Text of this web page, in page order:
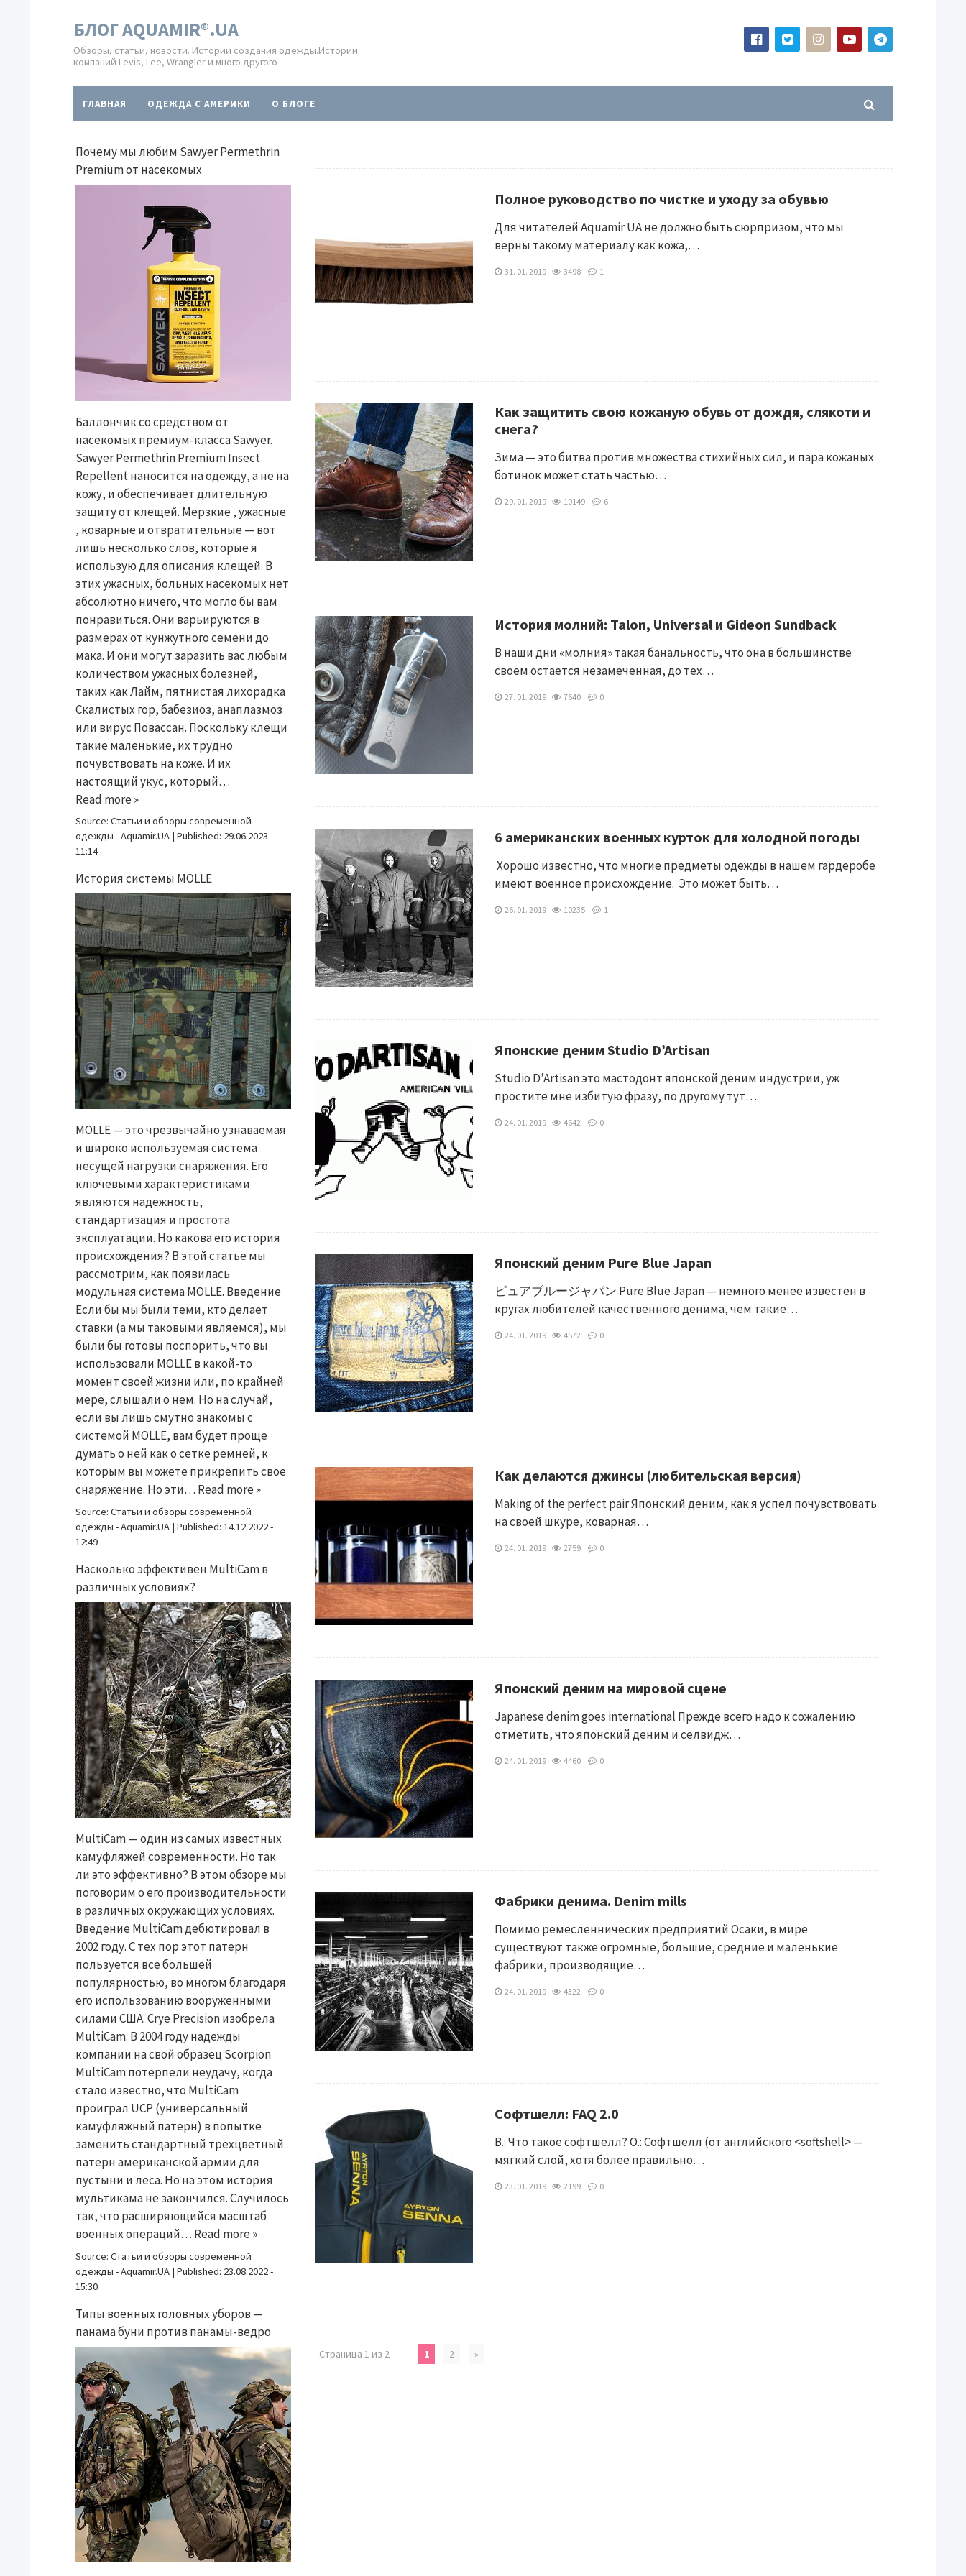
БЛОГ AQUAMIR®.UA
Обзоры, статьи, новости. Истории создания одежды.Истории
компаний Levis, Lee, Wrangler и много другого
ГЛАВНАЯ ОДЕЖДА С АМЕРИКИ O БЛОГЕ
Полное руководство по чистке и уходу за обувью
Для читателей Aquamir UA не должно быть сюрпризом, что мы
верны такому материалу как кожа,…
31. 01. 2019 3498 1
Как защитить свою кожаную обувь от дождя, слякоти и
снега?
Зима — это битва против множества стихийных сил, и пара кожаных
ботинок может стать частью…
29. 01. 2019 10149 6
История молний: Talon, Universal и Gideon Sundback
В наши дни «молния» такая банальность, что она в большинстве
своем остается незамеченная, до тех…
27. 01. 2019 7640 0
6 американских военных курток для холодной погоды
Хорошо известно, что многие предметы одежды в нашем гардеробе
имеют военное происхождение. Это может быть…
26. 01. 2019 10235 1
Японские деним Studio D’Artisan
Studio D’Artisan это мастодонт японской деним индустрии, уж
простите мне избитую фразу, по другому тут…
24. 01. 2019 4642 0
Японский деним Pure Blue Japan
ピュアブルージャパン Pure Blue Japan — немного менее известен в
кругах любителей качественного денима, чем такие…
24. 01. 2019 4572 0
Как делаются джинсы (любительская версия)
Making of the perfect pair Японский деним, как я успел почувствовать
на своей шкуре, коварная…
24. 01. 2019 2759 0
Японский деним на мировой сцене
Japanese denim goes international Прежде всего надо к сожалению
отметить, что японский деним и селвидж…
24. 01. 2019 4460 0
Фабрики денима. Denim mills
Помимо ремесленнических предприятий Осаки, в мире
существуют также огромные, большие, средние и маленькие
фабрики, производящие…
24. 01. 2019 4322 0
Софтшелл: FAQ 2.0
В.: Что такое софтшелл? О.: Софтшелл (от английского <softshell> —
мягкий слой, хотя более правильно…
23. 01. 2019 2199 0
Страница 1 из 2 1 2 »
Почему мы любим Sawyer Permethrin
Premium от насекомых
Баллончик со средством от
насекомых премиум-класса Sawyer.
Sawyer Permethrin Premium Insect
Repellent наносится на одежду, а не на
кожу, и обеспечивает длительную
защиту от клещей. Мерзкие , ужасные
, коварные и отвратительные — вот
лишь несколько слов, которые я
использую для описания клещей. В
этих ужасных, больных насекомых нет
абсолютно ничего, что могло бы вам
понравиться. Они варьируются в
размерах от кунжутного семени до
мака. И они могут заразить вас любым
количеством ужасных болезней,
таких как Лайм, пятнистая лихорадка
Скалистых гор, бабезиоз, анаплазмоз
или вирус Повассан. Поскольку клещи
такие маленькие, их трудно
почувствовать на коже. И их
настоящий укус, который…
Read more »
Source: Статьи и обзоры современной
одежды - Aquamir.UA | Published: 29.06.2023 -
11:14
История системы MOLLE
MOLLE — это чрезвычайно узнаваемая
и широко используемая система
несущей нагрузки снаряжения. Его
ключевыми характеристиками
являются надежность,
стандартизация и простота
эксплуатации. Но какова его история
происхождения? В этой статье мы
рассмотрим, как появилась
модульная система MOLLE. Введение
Если бы мы были теми, кто делает
ставки (а мы таковыми являемся), мы
были бы готовы поспорить, что вы
использовали MOLLE в какой-то
момент своей жизни или, по крайней
мере, слышали о нем. Но на случай,
если вы лишь смутно знакомы с
системой MOLLE, вам будет проще
думать о ней как о сетке ремней, к
которым вы можете прикрепить свое
снаряжение. Но эти… Read more »
Source: Статьи и обзоры современной
одежды - Aquamir.UA | Published: 14.12.2022 -
12:49
Насколько эффективен MultiCam в
различных условиях?
MultiCam — один из самых известных
камуфляжей современности. Но так
ли это эффективно? В этом обзоре мы
поговорим о его производительности
в различных окружающих условиях.
Введение MultiCam дебютировал в
2002 году. С тех пор этот патерн
пользуется все большей
популярностью, во многом благодаря
его использованию вооруженными
силами США. Crye Precision изобрела
MultiCam. В 2004 году надежды
компании на свой образец Scorpion
MultiCam потерпели неудачу, когда
стало известно, что MultiCam
проиграл UCP (универсальный
камуфляжный патерн) в попытке
заменить стандартный трехцветный
патерн американской армии для
пустыни и леса. Но на этом история
мультикама не закончился. Случилось
так, что расширяющийся масштаб
военных операций… Read more »
Source: Статьи и обзоры современной
одежды - Aquamir.UA | Published: 23.08.2022 -
15:30
Типы военных головных уборов —
панама буни против панамы-ведро